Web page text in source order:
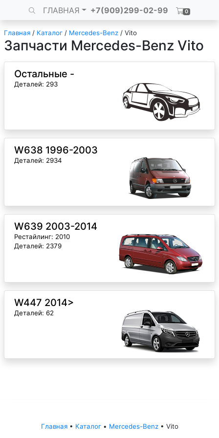
ГЛАВНАЯ +7(909)299-02-99 0
Главная / Каталог / Mercedes-Benz / Vito
Запчасти Mercedes-Benz Vito
Остальные -
Деталей: 293
W638 1996-2003
Деталей: 2934
W639 2003-2014
Рестайлинг: 2010
Деталей: 2379
W447 2014>
Деталей: 62
Главная• Каталог• Mercedes-Benz• Vito